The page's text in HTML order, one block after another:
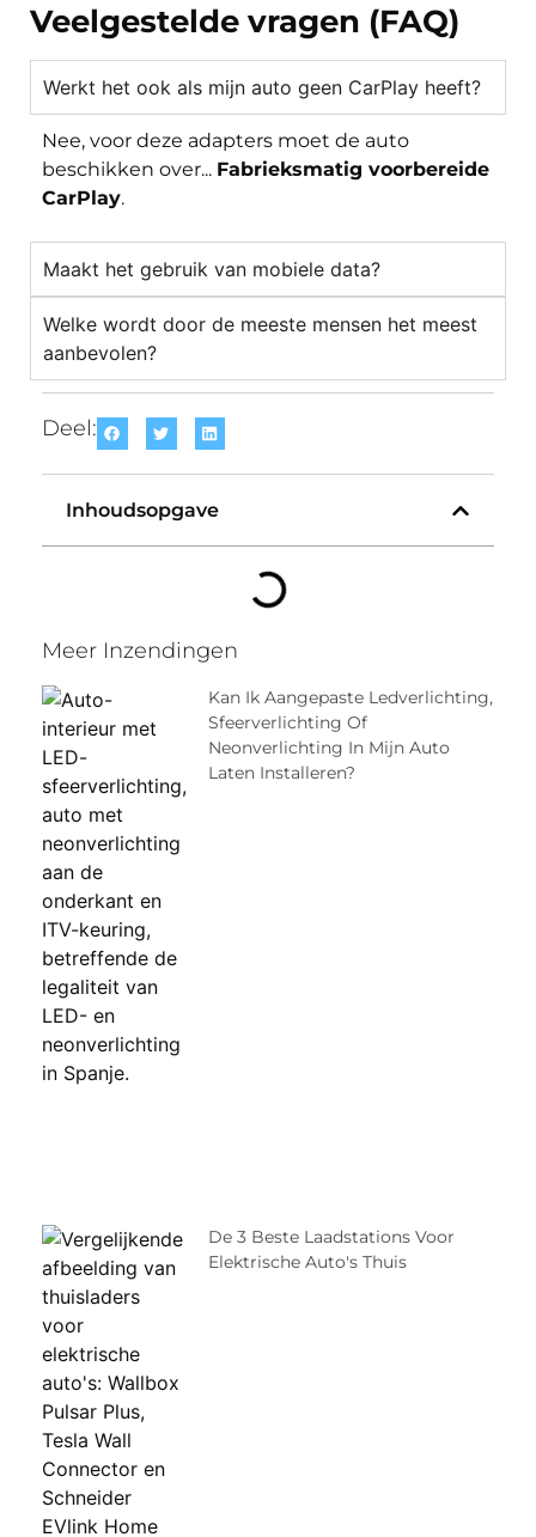
Veelgestelde vragen (FAQ)
Werkt het ook als mijn auto geen CarPlay heeft?
Nee, voor deze adapters moet de auto
beschikken over... Fabrieksmatig voorbereide
CarPlay.
Maakt het gebruik van mobiele data?
Welke wordt door de meeste mensen het meest
aanbevolen?
Deel:
Inhoudsopgave
Meer Inzendingen
Kan Ik Aangepaste Ledverlichting,
Sfeerverlichting Of
Neonverlichting In Mijn Auto
Laten Installeren?
De 3 Beste Laadstations Voor
Elektrische Auto's Thuis